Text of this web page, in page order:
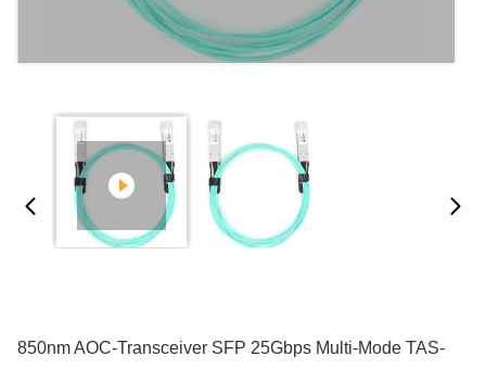
850nm AOC-Transceiver SFP 25Gbps Multi-Mode TAS-